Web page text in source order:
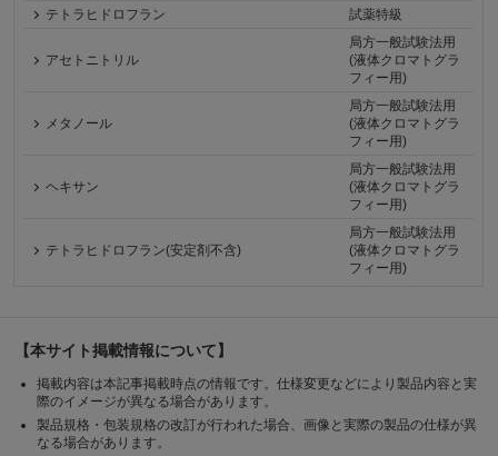
テトラヒドロフラン 試薬特級
アセトニトリル
局方一般試験法用
(液体クロマトグラ
フィー用)
メタノール
局方一般試験法用
(液体クロマトグラ
フィー用)
ヘキサン
局方一般試験法用
(液体クロマトグラ
フィー用)
テトラヒドロフラン(安定剤不含)
局方一般試験法用
(液体クロマトグラ
フィー用)
【本サイト掲載情報について】
掲載内容は本記事掲載時点の情報です。仕様変更などにより製品内容と実
際のイメージが異なる場合があります。
製品規格・包装規格の改訂が行われた場合、画像と実際の製品の仕様が異
なる場合があります。